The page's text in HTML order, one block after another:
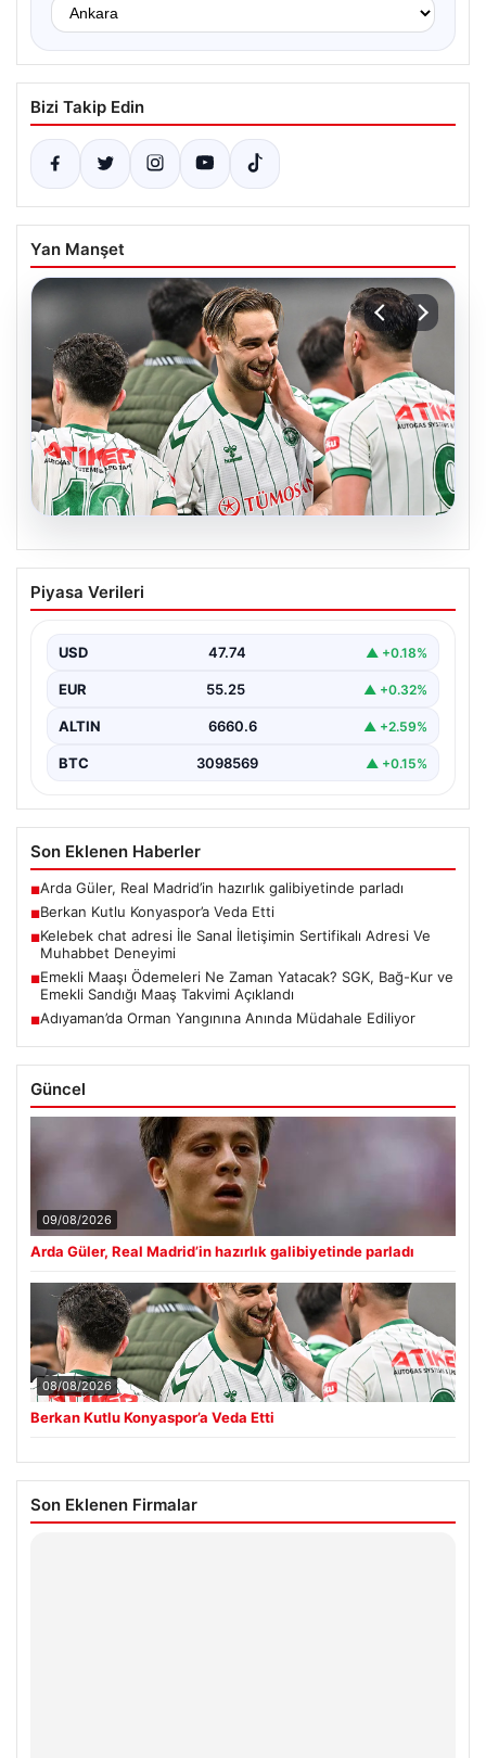
Bizi Takip Edin
Yan Manşet
08.08.2026
Berkan Kutlu Konyaspor’a Veda Etti
Sezon boyunca Konyaspor formasıyla gösterdiği
Piyasa Verileri
USD 47.74 ▲ +0.18%
EUR 55.25 ▲ +0.32%
ALTIN 6660.6 ▲ +2.59%
BTC 3098569 ▲ +0.15%
Son Eklenen Haberler
■Arda Güler, Real Madrid’in hazırlık galibiyetinde parladı
■Berkan Kutlu Konyaspor’a Veda Etti
■Kelebek chat adresi İle Sanal İletişimin Sertifikalı Adresi Ve
Muhabbet Deneyimi
■Emekli Maaşı Ödemeleri Ne Zaman Yatacak? SGK, Bağ-Kur ve
Emekli Sandığı Maaş Takvimi Açıklandı
■Adıyaman’da Orman Yangınına Anında Müdahale Ediliyor
Güncel
09/08/2026
Arda Güler, Real Madrid’in hazırlık galibiyetinde parladı
08/08/2026
Berkan Kutlu Konyaspor’a Veda Etti
Son Eklenen Firmalar